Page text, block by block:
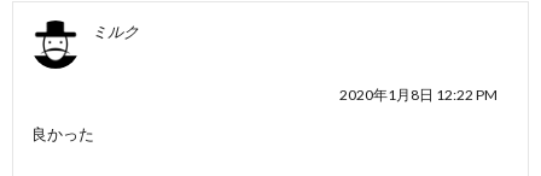
ミルク
2020年1月8日 12:22 PM
良かった